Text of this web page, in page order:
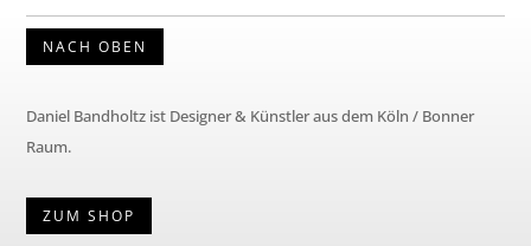
NACH OBEN
Daniel Bandholtz ist Designer & Künstler aus dem Köln / Bonner
Raum.
ZUM SHOP